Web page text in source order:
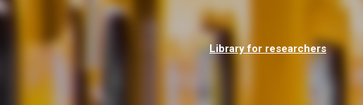
Library for researchers